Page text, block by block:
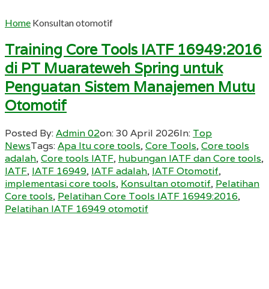
Home Konsultan otomotif
Training Core Tools IATF 16949:2016
di PT Muarateweh Spring untuk
Penguatan Sistem Manajemen Mutu
Otomotif
Posted By:Admin 02on:30 April 2026In: Top
NewsTags:Apa Itu core tools,Core Tools,Core tools
adalah,Core tools IATF, hubungan IATF dan Core tools,
IATF, IATF 16949, IATF adalah, IATF Otomotif,
implementasi core tools, Konsultan otomotif, Pelatihan
Core tools, Pelatihan Core Tools IATF 16949:2016,
Pelatihan IATF 16949 otomotif